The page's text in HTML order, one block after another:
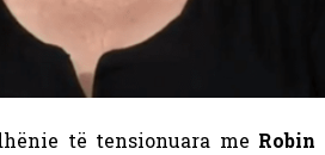
të tensionuara me Robin